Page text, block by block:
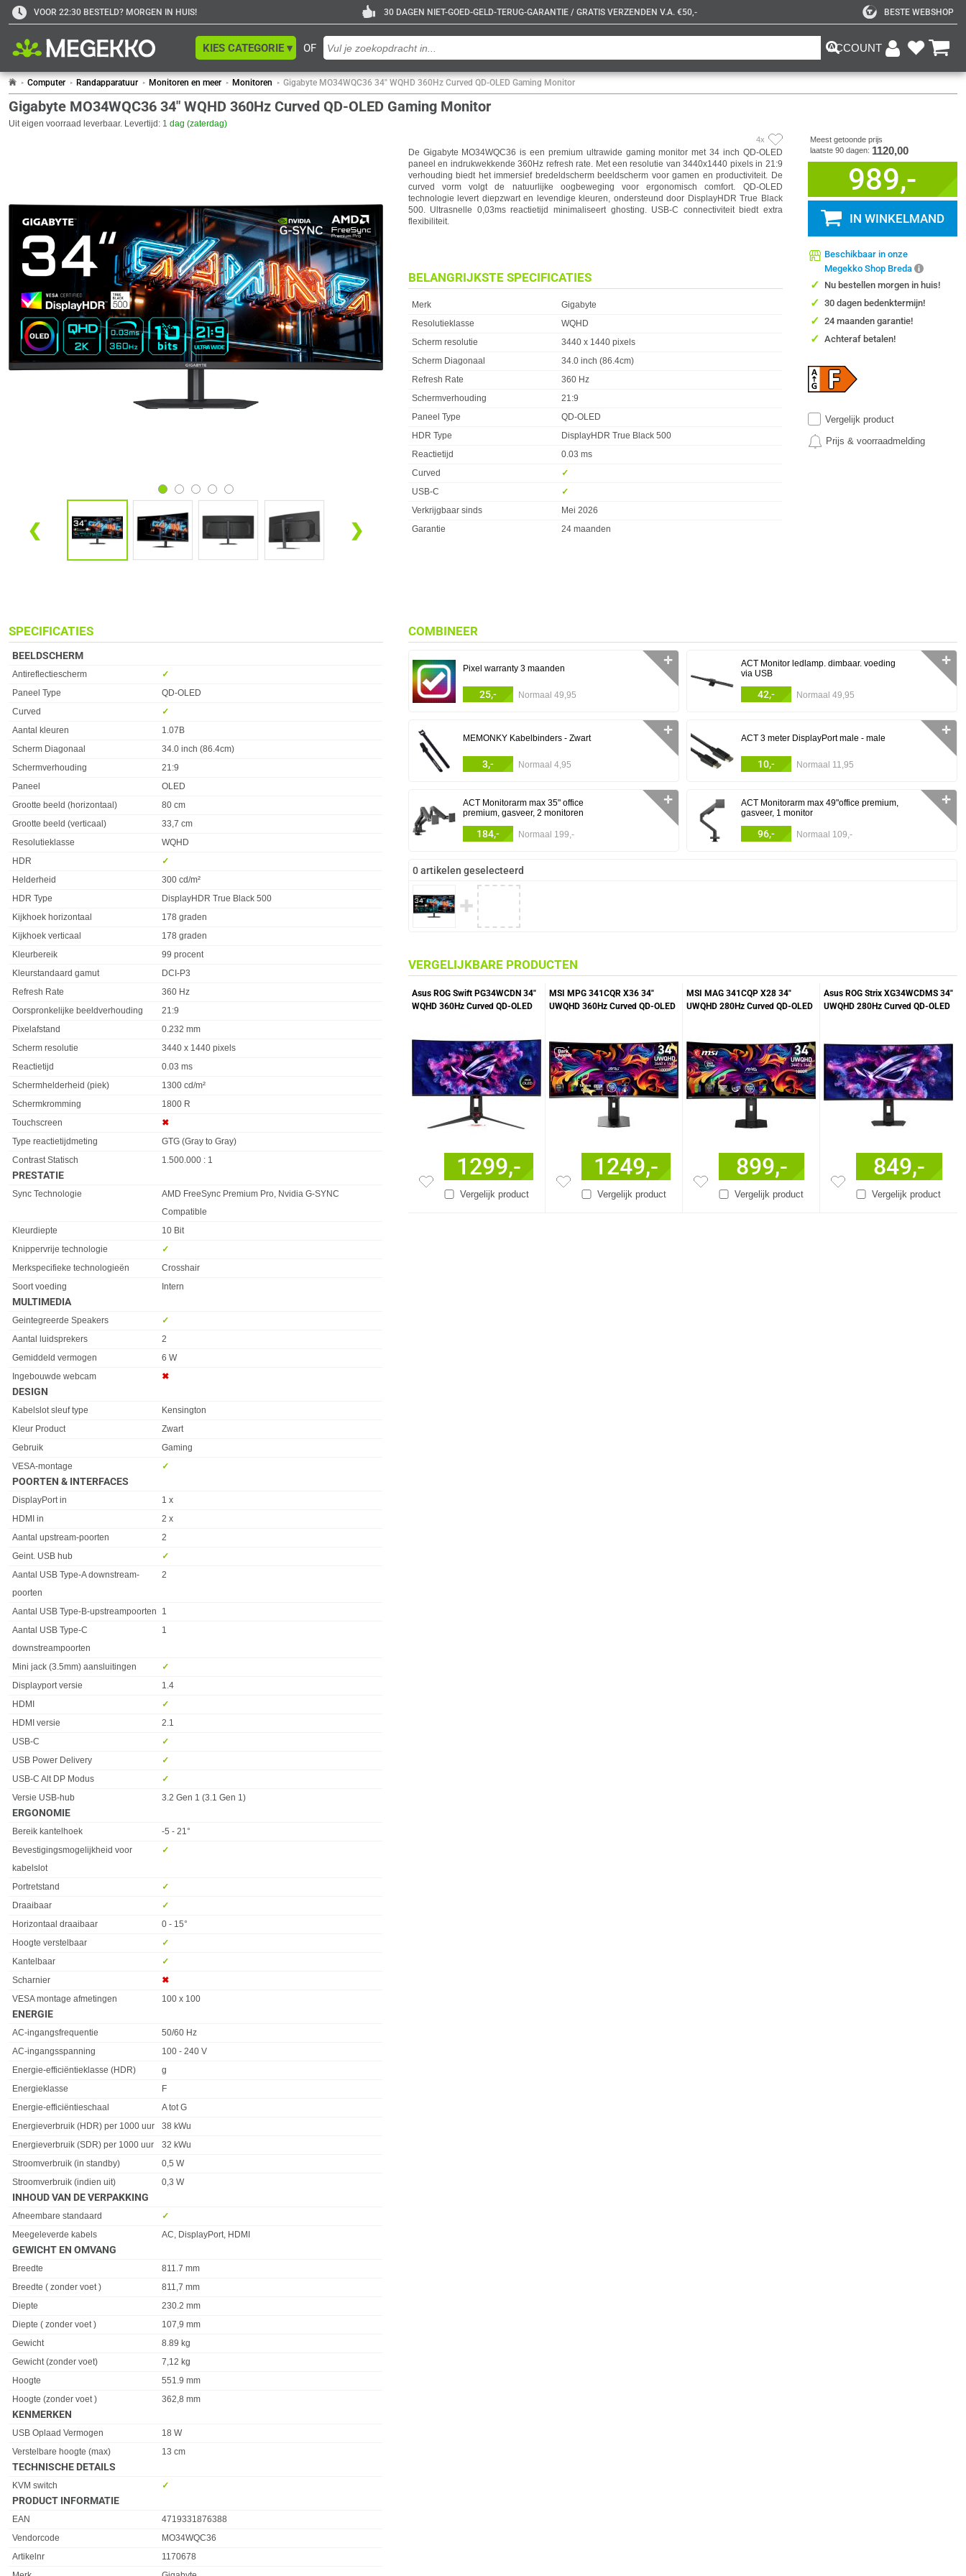
VOOR 22:30 BESTELD? MORGEN IN HUIS! 30 DAGEN NIET-GOED-GELD-TERUG-GARANTIE / GRATIS VERZENDEN V.A. €50,- BESTE WEBSHOP
OF
KIES CATEGORIE ▾ ACCOUNT
Computer Randapparatuur Monitoren en meer Monitoren Gigabyte MO34WQC36 34" WQHD 360Hz Curved QD-OLED Gaming Monitor
Gigabyte MO34WQC36 34" WQHD 360Hz Curved QD-OLED Gaming Monitor
Uit eigen voorraad leverbaar. Levertijd: 1 dag (zaterdag)
❮ ❯
4x
De Gigabyte MO34WQC36 is een premium ultrawide gaming monitor met 34 inch QD-OLED
paneel en indrukwekkende 360Hz refresh rate. Met een resolutie van 3440x1440 pixels in 21:9
verhouding biedt het immersief bredeldscherm beeldscherm voor gamen en productiviteit. De
curved vorm volgt de natuurlijke oogbeweging voor ergonomisch comfort. QD-OLED
technologie levert diepzwart en levendige kleuren, ondersteund door DisplayHDR True Black
500. Ultrasnelle 0,03ms reactietijd minimaliseert ghosting. USB-C connectiviteit biedt extra
flexibiliteit.
BELANGRIJKSTE SPECIFICATIES
Eigenschap
Merk
Gigabyte
Resolutieklasse
WQHD
Scherm resolutie
3440 x 1440 pixels
Scherm Diagonaal
34.0 inch (86.4cm)
Refresh Rate
360 Hz
Schermverhouding
21:9
Paneel Type
QD-OLED
HDR Type
DisplayHDR True Black 500
Reactietijd
0.03 ms
Curved
✓︎
USB-C
✓︎
Verkrijgbaar sinds
Mei 2026
Garantie
24 maanden
Meest getoonde prijs
laatste 90 dagen: 1120,00
989,-
IN WINKELMAND
Beschikbaar in onze
Megekko Shop Breda
✓ Nu bestellen morgen in huis!
✓ 30 dagen bedenktermijn!
✓ 24 maanden garantie!
✓ Achteraf betalen!
Vergelijk product
Prijs & voorraadmelding
SPECIFICATIES
BEELDSCHERM
Eigenschap Waarde
Antireflectiescherm
✓︎
Paneel Type
QD-OLED
Curved
✓︎
Aantal kleuren
1.07B
Scherm Diagonaal
34.0 inch (86.4cm)
Schermverhouding
21:9
Paneel
OLED
Grootte beeld (horizontaal)
80 cm
Grootte beeld (verticaal)
33,7 cm
Resolutieklasse
WQHD
HDR
✓︎
Helderheid
300 cd/m²
HDR Type
DisplayHDR True Black 500
Kijkhoek horizontaal
178 graden
Kijkhoek verticaal
178 graden
Kleurbereik
99 procent
Kleurstandaard gamut
DCI-P3
Refresh Rate
360 Hz
Oorspronkelijke beeldverhouding
21:9
Pixelafstand
0.232 mm
Scherm resolutie
3440 x 1440 pixels
Reactietijd
0.03 ms
Schermhelderheid (piek)
1300 cd/m²
Schermkromming
1800 R
Touchscreen
✖︎
Type reactietijdmeting
GTG (Gray to Gray)
Contrast Statisch
1.500.000 : 1
PRESTATIE
Eigenschap Waarde
Sync Technologie
AMD FreeSync Premium Pro, Nvidia G-SYNC
Compatible
Kleurdiepte
10 Bit
Knippervrije technologie
✓︎
Merkspecifieke technologieën
Crosshair
Soort voeding
Intern
MULTIMEDIA
Eigenschap Waarde
Geintegreerde Speakers
✓︎
Aantal luidsprekers
2
Gemiddeld vermogen
6 W
Ingebouwde webcam
✖︎
DESIGN
Eigenschap Waarde
Kabelslot sleuf type
Kensington
Kleur Product
Zwart
Gebruik
Gaming
VESA-montage
✓︎
POORTEN & INTERFACES
Eigenschap Waarde
DisplayPort in
1 x
HDMI in
2 x
Aantal upstream-poorten
2
Geint. USB hub
✓︎
Aantal USB Type-A downstream-
poorten
2
Aantal USB Type-B-upstreampoorten
1
Aantal USB Type-C
downstreampoorten
1
Mini jack (3.5mm) aansluitingen
✓︎
Displayport versie
1.4
HDMI
✓︎
HDMI versie
2.1
USB-C
✓︎
USB Power Delivery
✓︎
USB-C Alt DP Modus
✓︎
Versie USB-hub
3.2 Gen 1 (3.1 Gen 1)
ERGONOMIE
Eigenschap Waarde
Bereik kantelhoek
-5 - 21°
Bevestigingsmogelijkheid voor
kabelslot
✓︎
Portretstand
✓︎
Draaibaar
✓︎
Horizontaal draaibaar
0 - 15°
Hoogte verstelbaar
✓︎
Kantelbaar
✓︎
Scharnier
✖︎
VESA montage afmetingen
100 x 100
ENERGIE
Eigenschap Waarde
AC-ingangsfrequentie
50/60 Hz
AC-ingangsspanning
100 - 240 V
Energie-efficiëntieklasse (HDR)
g
Energieklasse
F
Energie-efficiëntieschaal
A tot G
Energieverbruik (HDR) per 1000 uur
38 kWu
Energieverbruik (SDR) per 1000 uur
32 kWu
Stroomverbruik (in standby)
0,5 W
Stroomverbruik (indien uit)
0,3 W
INHOUD VAN DE VERPAKKING
Eigenschap Waarde
Afneembare standaard
✓︎
Meegeleverde kabels
AC, DisplayPort, HDMI
GEWICHT EN OMVANG
Eigenschap
Breedte
811.7 mm
Breedte ( zonder voet )
811,7 mm
Diepte
230.2 mm
Diepte ( zonder voet )
107,9 mm
Gewicht
8.89 kg
Gewicht (zonder voet)
7,12 kg
Hoogte
551.9 mm
Hoogte (zonder voet )
362,8 mm
KENMERKEN
Eigenschap Waarde
USB Oplaad Vermogen
18 W
Verstelbare hoogte (max)
13 cm
TECHNISCHE DETAILS
Eigenschap
KVM switch ✓︎
PRODUCT INFORMATIE
EAN
4719331876388
Vendorcode
MO34WQC36
Artikelnr
1170678
COMBINEER
Pixel warranty 3 maanden
25,- Normaal 49,95
✛
ACT Monitor ledlamp. dimbaar. voeding
via USB
42,- Normaal 49,95
✛
MEMONKY Kabelbinders - Zwart
3,- Normaal 4,95
✛
ACT 3 meter DisplayPort male - male
10,- Normaal 11,95
✛
ACT Monitorarm max 35" office
premium, gasveer, 2 monitoren
184,- Normaal 199,-
✛
ACT Monitorarm max 49"office premium,
gasveer, 1 monitor
96,- Normaal 109,-
✛
0 artikelen geselecteerd
✚
VERGELIJKBARE PRODUCTEN
Asus ROG Swift PG34WCDN 34"
WQHD 360Hz Curved QD-OLED
Vergelijk product
1299,-
MSI MPG 341CQR X36 34"
UWQHD 360Hz Curved QD-OLED
Vergelijk product
1249,-
MSI MAG 341CQP X28 34"
UWQHD 280Hz Curved QD-OLED
Vergelijk product
899,-
Asus ROG Strix XG34WCDMS 34"
UWQHD 280Hz Curved QD-OLED
Vergelijk product
849,-